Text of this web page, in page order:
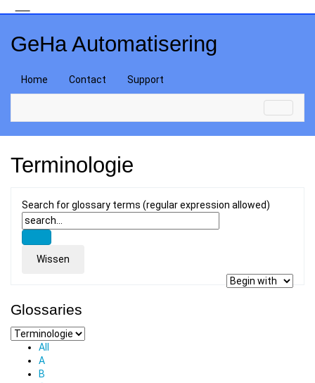
GeHa Automatisering
Home Contact Support
Terminologie
Search for glossary terms (regular expression allowed)
Glossaries
All
A
B